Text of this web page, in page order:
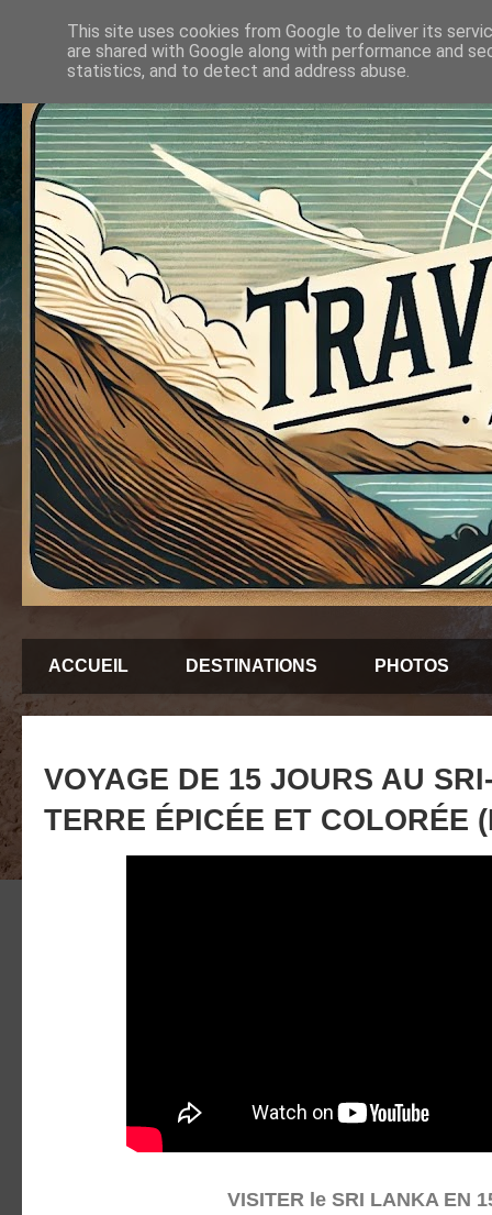
ACCUEIL DESTINATIONS PHOTOS
VOYAGE DE 15 JOURS AU
TERRE ÉPICÉE ET COLORÉE
VISITER le SRI LANKA EN
This site uses cookies from Google to deliver its
are shared with Google along with performance and
statistics, and to detect and address abuse.